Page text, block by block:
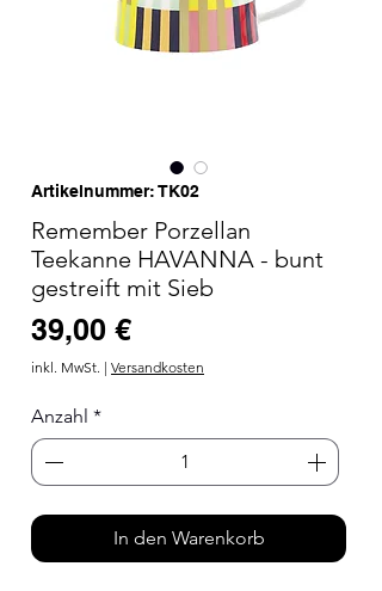
Artikelnummer: TK02
Remember Porzellan
Teekanne HAVANNA - bunt
gestreift mit Sieb
39,00 €Preis
inkl. MwSt. | Versandkosten
Anzahl *
In den Warenkorb